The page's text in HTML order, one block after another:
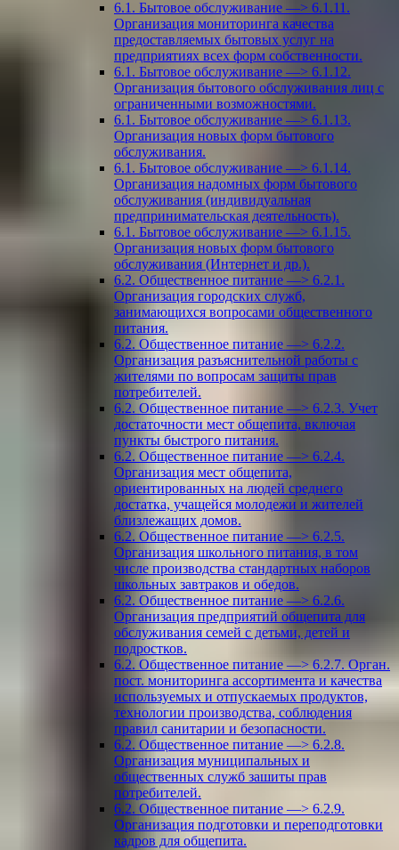
6.1. Бытовое обслуживание —> 6.1.11.
Организация мониторинга качества
предоставляемых бытовых услуг на
предприятиях всех форм собственности.
6.1. Бытовое обслуживание —> 6.1.12.
Организация бытового обслуживания лиц с
ограниченными возможностями.
6.1. Бытовое обслуживание —> 6.1.13.
Организация новых форм бытового
обслуживания.
6.1. Бытовое обслуживание —> 6.1.14.
Организация надомных форм бытового
обслуживания (индивидуальная
предпринимательская деятельность).
6.1. Бытовое обслуживание —> 6.1.15.
Организация новых форм бытового
обслуживания (Интернет и др.).
6.2. Общественное питание —> 6.2.1.
Организация городских служб,
занимающихся вопросами общественного
питания.
6.2. Общественное питание —> 6.2.2.
Организация разъяснительной работы с
жителями по вопросам защиты прав
потребителей.
6.2. Общественное питание —> 6.2.3. Учет
достаточности мест общепита, включая
пункты быстрого питания.
6.2. Общественное питание —> 6.2.4.
Организация мест общепита,
ориентированных на людей среднего
достатка, учащейся молодежи и жителей
близлежащих домов.
6.2. Общественное питание —> 6.2.5.
Организация школьного питания, в том
числе производства стандартных наборов
школьных завтраков и обедов.
6.2. Общественное питание —> 6.2.6.
Организация предприятий общепита для
обслуживания семей с детьми, детей и
подростков.
6.2. Общественное питание —> 6.2.7. Орган.
пост. мониторинга ассортимента и качества
используемых и отпускаемых продуктов,
технологии производства, соблюдения
правил санитарии и безопасности.
6.2. Общественное питание —> 6.2.8.
Организация муниципальных и
общественных служб зашиты прав
потребителей.
6.2. Общественное питание —> 6.2.9.
Организация подготовки и переподготовки
кадров для общепита.